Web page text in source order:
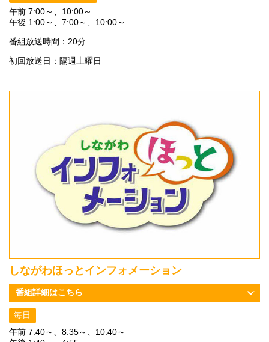
午前 7:00～、10:00～
午後 1:00～、7:00～、10:00～
番組放送時間：20分
初回放送日：隔週土曜日
しながわほっとインフォメーション
番組詳細はこちら
毎日
午前 7:40～、8:35～、10:40～